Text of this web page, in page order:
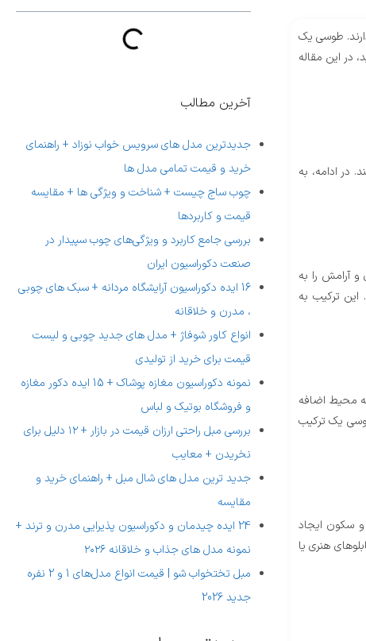
طوسی یک
در این مقاله
در ادامه، به
آرامش را به
این ترکیب به
محیط اضافه
طوسی یک ترکیب
و سکون ایجاد
هنری یا
45 سانتی متر
آخرین مطالب
جدیدترین مدل های سرویس خواب نوزاد + راهنمای
خرید و قیمت تمامی مدل ها
چوب ساج چیست + شناخت و ویژگی ها + مقایسه
قیمت و کاربردها
بررسی جامع کاربرد و ویژگی‌های چوب سپیدار در
صنعت دکوراسیون ایران
16 ایده دکوراسیون آرایشگاه مردانه + سبک های چوبی
، مدرن و خلاقانه
انواع کاور شوفاژ + مدل های جدید چوبی و لیست
قیمت برای خرید از تولیدی
نمونه دکوراسیون مغازه پوشاک + 15 ایده دکور مغازه
و فروشگاه بوتیک و لباس
بررسی مبل راحتی ارزان قیمت در بازار + ۱۲ دلیل برای
نخریدن + معایب
جدید ترین مدل های شال مبل + راهنمای خرید و
مقایسه
24 ایده چیدمان و دکوراسیون پذیرایی مدرن و ترند +
نمونه مدل های جذاب و خلاقانه ۲۰۲۶
مبل تختخواب شو | قیمت انواع مدل‌های 1 و 2 نفره
جدید 2026